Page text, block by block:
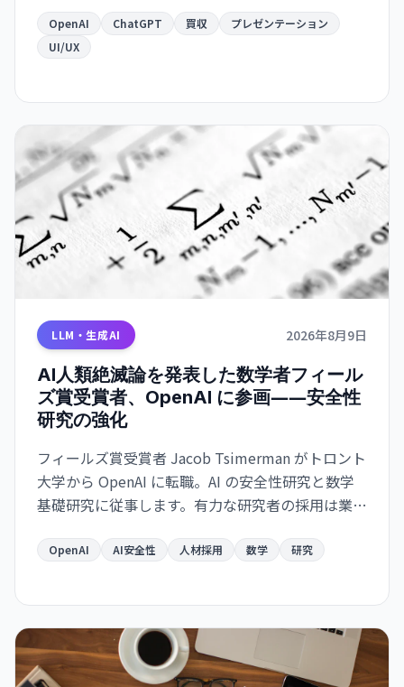
OpenAI ChatGPT 買収
プレゼンテーション
UI/UX
LLM・生成AI 2026年8月9日
AI人類絶滅論を発表した数学者フィール
ズ賞受賞者、OpenAI に参画――安全性
研究の強化
フィールズ賞受賞者 Jacob Tsimerman がトロント
大学から OpenAI に転職。AI の安全性研究と数学
基礎研究に従事します。有力な研究者の採用は業界
OpenAI AI安全性 人材採用 数学 研究